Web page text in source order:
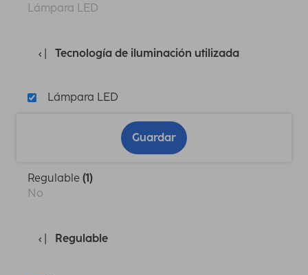
Lámpara LED
Tecnología de iluminación utilizada
Lámpara LED
Guardar
Regulable (1)
No
Regulable